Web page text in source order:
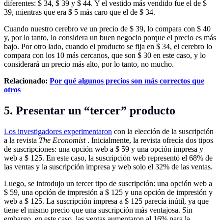
diferentes: $ 34, $ 39 y $ 44. Y el vestido más vendido fue el de $
39, mientras que era $ 5 más caro que el de $ 34.
Cuando nuestro cerebro ve un precio de $ 39, lo compara con $ 40
y, por lo tanto, lo considera un buen negocio porque el precio es más
bajo. Por otro lado, cuando el producto se fija en $ 34, el cerebro lo
compara con los 10 más cercanos, que son $ 30 en este caso, y lo
considerará un precio más alto, por lo tanto, no mucho.
Relacionado: Por qué algunos precios son más correctos que
otros
5. Presentar un “tercer” producto
Los investigadores experimentaron con la elección de la suscripción
a la revista The Economist. Inicialmente, la revista ofrecía dos tipos
de suscripciones: una opción web a $ 59 y una opción impresa y
web a $ 125. En este caso, la suscripción web representó el 68% de
las ventas y la suscripción impresa y web solo el 32% de las ventas.
Luego, se introdujo un tercer tipo de suscripción: una opción web a
$ 59, una opción de impresión a $ 125 y una opción de impresión y
web a $ 125. La suscripción impresa a $ 125 parecía inútil, ya que
tiene el mismo precio que una suscripción más ventajosa. Sin